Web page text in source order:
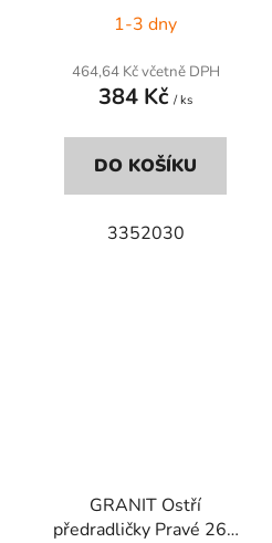
1-3 dny
464,64 Kč včetně DPH
384 Kč / ks
DO KOŠÍKU
3352030
GRANIT Ostří
předradličky Pravé 268